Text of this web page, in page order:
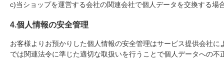
c)当ショップを運営する会社の関連会社で個人データを交換する場
4.個人情報の安全管理
お客様よりお預かりした個人情報の安全管理はサービス提供会社
では関連法令に準じた適切な取扱いを行うことで個人データへの